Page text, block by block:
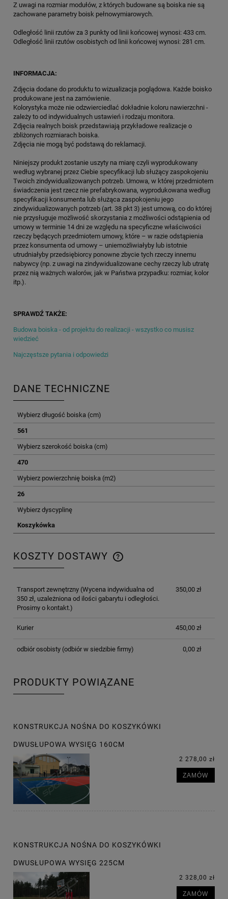
Z uwagi na rozmiar modułów, z których budowane są boiska nie są
zachowane parametry boisk pełnowymiarowych.
Odległość linii rzutów za 3 punkty od linii końcowej wynosi: 433 cm.
Odległość linii rzutów osobistych od linii końcowej wynosi: 281 cm.
INFORMACJA:
Zdjęcia dodane do produktu to wizualizacja poglądowa. Każde boisko
produkowane jest na zamówienie.
Kolorystyka może nie odzwierciedlać dokładnie koloru nawierzchni -
zależy to od indywidualnych ustawień i rodzaju monitora.
Zdjęcia realnych boisk przedstawiają przykładowe realizacje o
zbliżonych rozmiarach boiska.
Zdjęcia nie mogą być podstawą do reklamacji.
Niniejszy produkt zostanie uszyty na miarę czyli wyprodukowany
według wybranej przez Ciebie specyfikacji lub służący zaspokojeniu
Twoich zindywidualizowanych potrzeb. Umowa, w której przedmiotem
świadczenia jest rzecz nie prefabrykowana, wyprodukowana według
specyfikacji konsumenta lub służąca zaspokojeniu jego
zindywidualizowanych potrzeb (art. 38 pkt 3) jest umową, co do której
nie przysługuje możliwość skorzystania z możliwości odstąpienia od
umowy w terminie 14 dni ze względu na specyficzne właściwości
rzeczy będących przedmiotem umowy, które – w razie odstąpienia
przez konsumenta od umowy – uniemożliwiałyby lub istotnie
utrudniałyby przedsiębiorcy ponowne zbycie tych rzeczy innemu
nabywcy (np. z uwagi na zindywidualizowane cechy rzeczy lub utratę
przez nią ważnych walorów, jak w Państwa przypadku: rozmiar, kolor
itp.).
SPRAWDŹ TAKŻE:
Budowa boiska - od projektu do realizacji - wszystko co musisz
wiedzieć
Najczęstsze pytania i odpowiedzi
DANE TECHNICZNE
Wybierz długość boiska (cm)
561
Wybierz szerokość boiska (cm)
470
Wybierz powierzchnię boiska (m2)
26
Wybierz dyscyplinę
Koszykówka
KOSZTY DOSTAWY
CENA NIE ZAWIERA EWENTUALNYCH KOSZTÓW
Transport zewnętrzny(Wycena indywidualna od
350 zł, uzależniona od ilości gabarytu i odległości.
Prosimy o kontakt.)
350,00 zł
Kurier 450,00 zł
odbiór osobisty(odbiór w siedzibie firmy) 0,00 zł
PRODUKTY POWIĄZANE
KONSTRUKCJA NOŚNA DO KOSZYKÓWKI
DWUSŁUPOWA WYSIĘG 160CM
2 278,00 zł
ZAMÓW
KONSTRUKCJA NOŚNA DO KOSZYKÓWKI
DWUSŁUPOWA WYSIĘG 225CM
2 328,00 zł
ZAMÓW